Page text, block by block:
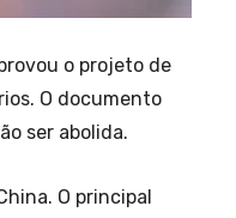
o projeto de
O documento
ser abolida.
O principal